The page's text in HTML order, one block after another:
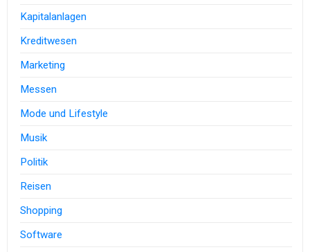
Kapitalanlagen
Kreditwesen
Marketing
Messen
Mode und Lifestyle
Musik
Politik
Reisen
Shopping
Software